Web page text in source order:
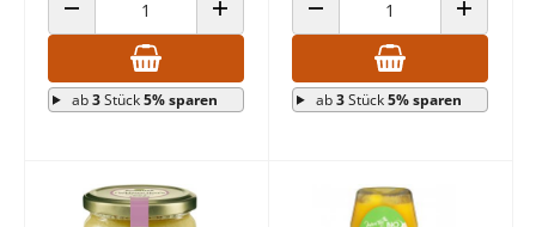
ANZAHL VERRINGERN ANZAHL ERHÖHEN
ab3Stück5% sparen
ANZAHL VERRINGERN ANZAHL
ab3Stück5% sparen